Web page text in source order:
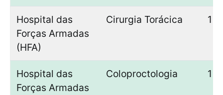
Hospital das
Forças Armadas
(HFA)
Cirurgia Torácica 1
Hospital das
Forças Armadas
Coloproctologia 1